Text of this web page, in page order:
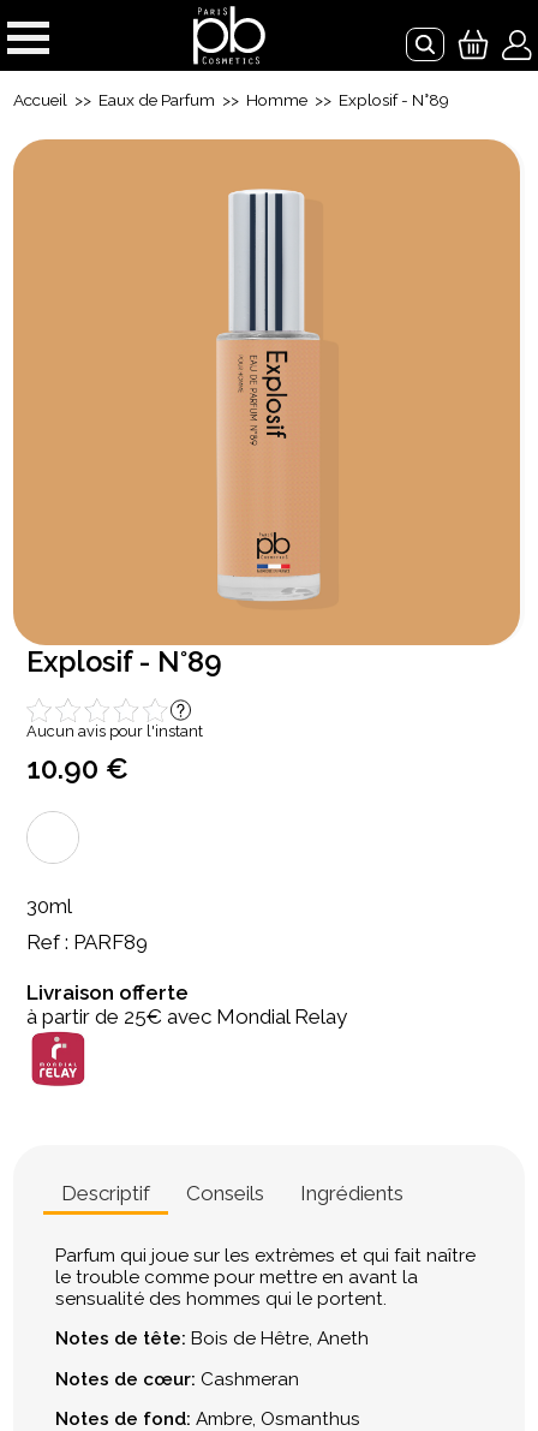
Accueil >> Eaux de Parfum >> Homme >> Explosif - N°89
Explosif - N°89
Aucun avis pour l'instant
10.90 €
30ml
Ref : PARF89
Livraison offerte
à partir de 25€ avec Mondial Relay
Descriptif Conseils Ingrédients
Parfum qui joue sur les extrèmes et qui fait naître
le trouble comme pour mettre en avant la
sensualité des hommes qui le portent.
Notes de tête: Bois de Hêtre, Aneth
Notes de cœur:Cashmeran
Notes de fond:Ambre, Osmanthus